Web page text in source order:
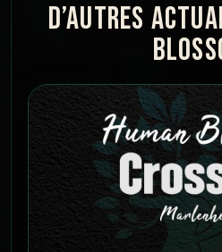
D’AUTRES